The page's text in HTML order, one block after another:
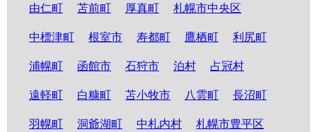
由仁町 苫前町 厚真町 札幌市中央区
中標津町 根室市 寿都町 鷹栖町 利尻町
浦幌町 函館市 石狩市 泊村 占冠村
遠軽町 白糠町 苫小牧市 八雲町 長沼町
羽幌町 洞爺湖町 中札内村 札幌市豊平区